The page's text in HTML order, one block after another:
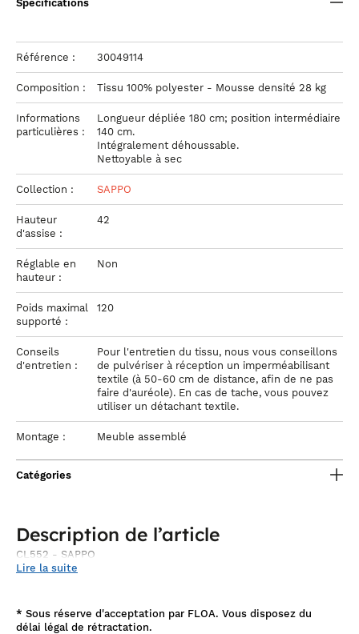
Spécifications
Référence : 30049114
Composition : Tissu 100% polyester - Mousse densité 28 kg
Informations
particulières :
Longueur dépliée 180 cm; position intermédiaire
140 cm.
Intégralement déhoussable.
Nettoyable à sec
Collection : SAPPO
Hauteur
d'assise :
42
Réglable en
hauteur :
Non
Poids maximal
supporté :
120
Conseils
d'entretien :
Pour l'entretien du tissu, nous vous conseillons
de pulvériser à réception un imperméabilisant
textile (à 50-60 cm de distance, afin de ne pas
faire d'auréole). En cas de tache, vous pouvez
utiliser un détachant textile.
Montage : Meuble assemblé
Catégories
Description de l’article
CL552 - SAPPO
Lire la suite
* Sous réserve d'acceptation par FLOA. Vous disposez du
délai légal de rétractation.